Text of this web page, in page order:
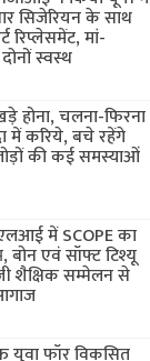
सिजेरियन के साथ
रिप्लेसमेंट, मां-
स्वस्थ
होना, चलना-फिरना
में करिये, बचे रहेंगे
की कई समस्याओं
में SCOPE का
बोन एवं सॉफ्ट टिश्यू
शैक्षिक सम्मेलन से
युवा फॉर विकसित